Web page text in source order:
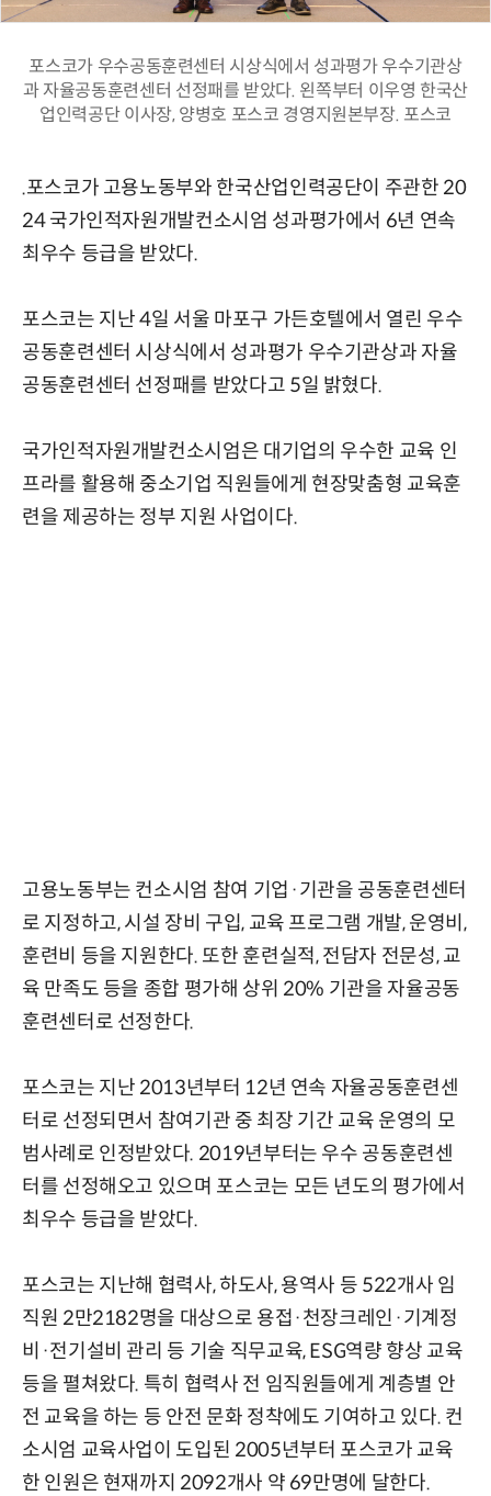
포스코가 우수공동훈련센터 시상식에서 성과평가 우수기관상
과 자율공동훈련센터 선정패를 받았다. 왼쪽부터 이우영 한국산
업인력공단 이사장, 양병호 포스코 경영지원본부장. 포스코
.포스코가 고용노동부와 한국산업인력공단이 주관한 20
24 국가인적자원개발컨소시엄 성과평가에서 6년 연속
최우수 등급을 받았다.
포스코는 지난 4일 서울 마포구 가든호텔에서 열린 우수
공동훈련센터 시상식에서 성과평가 우수기관상과 자율
공동훈련센터 선정패를 받았다고 5일 밝혔다.
국가인적자원개발컨소시엄은 대기업의 우수한 교육 인
프라를 활용해 중소기업 직원들에게 현장맞춤형 교육훈
련을 제공하는 정부 지원 사업이다.
고용노동부는 컨소시엄 참여 기업·기관을 공동훈련센터
로 지정하고, 시설 장비 구입, 교육 프로그램 개발, 운영비,
훈련비 등을 지원한다. 또한 훈련실적, 전담자 전문성, 교
육 만족도 등을 종합 평가해 상위 20% 기관을 자율공동
훈련센터로 선정한다.
포스코는 지난 2013년부터 12년 연속 자율공동훈련센
터로 선정되면서 참여기관 중 최장 기간 교육 운영의 모
범사례로 인정받았다. 2019년부터는 우수 공동훈련센
터를 선정해오고 있으며 포스코는 모든 년도의 평가에서
최우수 등급을 받았다.
포스코는 지난해 협력사, 하도사, 용역사 등 522개사 임
직원 2만2182명을 대상으로 용접·천장크레인·기계정
비·전기설비 관리 등 기술 직무교육, ESG역량 향상 교육
등을 펼쳐왔다. 특히 협력사 전 임직원들에게 계층별 안
전 교육을 하는 등 안전 문화 정착에도 기여하고 있다. 컨
소시엄 교육사업이 도입된 2005년부터 포스코가 교육
한 인원은 현재까지 2092개사 약 69만명에 달한다.